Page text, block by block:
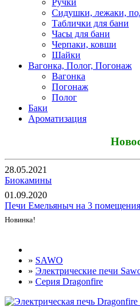
Ручки
Сидушки, лежаки,
Таблички для бани
Часы для бани
Черпаки, ковши
Шайки
Вагонка, Полог, Погонаж
Вагонка
Погонаж
Полог
Баки
Ароматизация
28.05.2021
Биокамины
01.09.2020
Печи Емельяныч на 3
Новинка!
» SAWO
» Электрические печи
» Серия Dragonfire